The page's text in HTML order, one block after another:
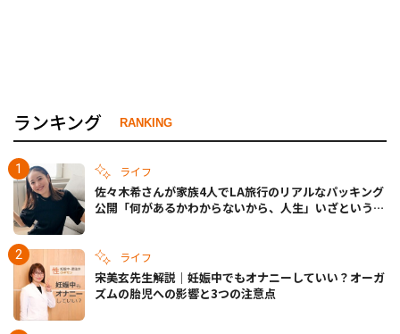
ランキング RANKING
ライフ
佐々木希さんが家族4人でLA旅行のリアルなパッキング
公開「何があるかわからないから、人生」いざというと
ライフ
宋美玄先生解説｜妊娠中でもオナニーしていい？オーガ
ズムの胎児への影響と3つの注意点